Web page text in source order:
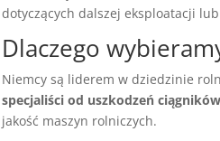
dotyczących dalszej eksploatacji
Dlaczego
Niemcy są liderem w dziedzinie
specjaliści od uszkodzeń
jakość maszyn rolniczych.